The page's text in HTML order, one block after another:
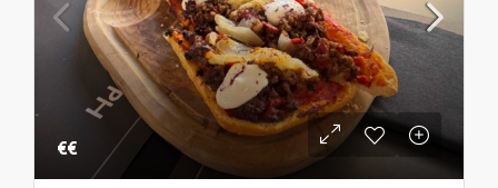
€€